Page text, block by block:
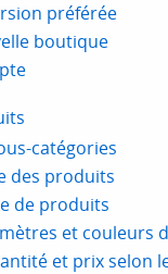
préférée
boutique
catégories
des produits
de produits
et couleurs
et prix selon